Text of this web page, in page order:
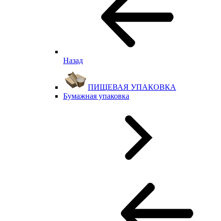
Назад
ПИЩЕВАЯ УПАКОВКА
Бумажная упаковка